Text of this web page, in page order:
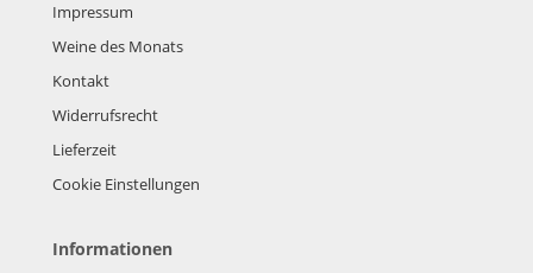
Impressum
Weine des Monats
Kontakt
Widerrufsrecht
Lieferzeit
Cookie Einstellungen
Informationen